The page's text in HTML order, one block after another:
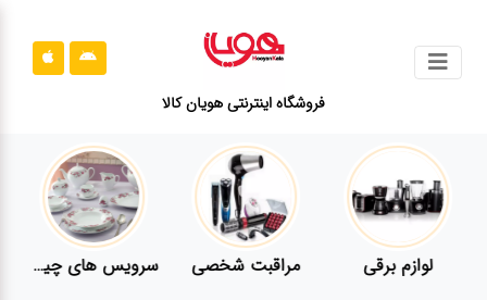
فروشگاه اینترنتی هویان کالا
محصولات
قوانین
سایت
ارتباطلوازم برقی مراقبت شخصی سرویس های چینی زرین